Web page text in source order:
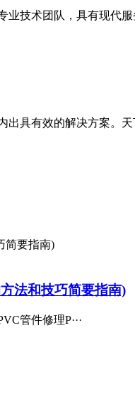
技术团队，具有现代服
具有效的解决方案。
法和技巧简要指南)
管件修理P···